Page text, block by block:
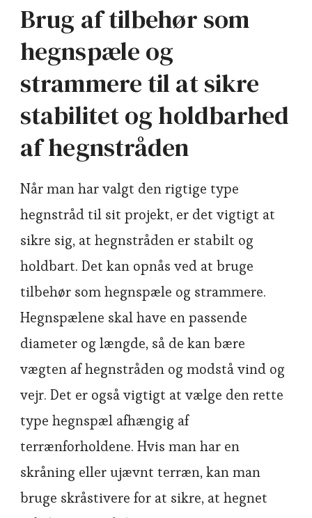
Brug af tilbehør som
hegnspæle og
strammere til at sikre
stabilitet og holdbarhed
af hegnstråden
Når man har valgt den rigtige type
hegnstråd til sit projekt, er det vigtigt at
sikre sig, at hegnstråden er stabilt og
holdbart. Det kan opnås ved at bruge
tilbehør som hegnspæle og strammere.
Hegnspælene skal have en passende
diameter og længde, så de kan bære
vægten af hegnstråden og modstå vind og
vejr. Det er også vigtigt at vælge den rette
type hegnspæl afhængig af
terrænforholdene. Hvis man har en
skråning eller ujævnt terræn, kan man
bruge skråstivere for at sikre, at hegnet